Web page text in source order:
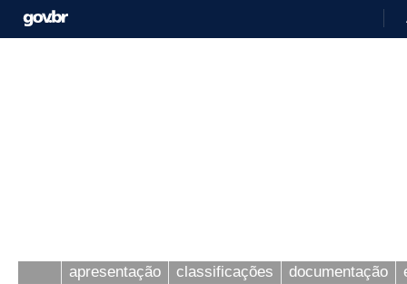
apresentação classificações documentação